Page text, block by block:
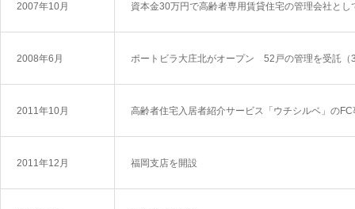
2007年10月 資本金30万円で高齢者専用賃貸住宅の管理会社と
2008年6月 ポートビラ大庄北がオープン 52戸の管理を受託（
2011年10月 高齢者住宅入居者紹介サービス「ウチシルベ」の
2011年12月 福岡支店を開設